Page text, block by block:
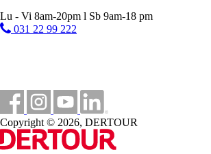
Lu - Vi 8am-20pm l Sb 9am-18 pm
031 22 99 222
Copyright © 2026, DERTOUR